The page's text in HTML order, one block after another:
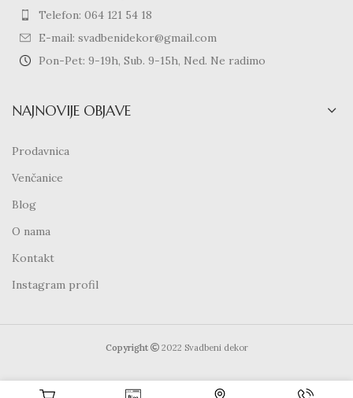
Telefon: 064 121 54 18
E-mail: svadbenidekor@gmail.com
Pon-Pet: 9-19h, Sub. 9-15h, Ned. Ne radimo
NAJNOVIJE OBJAVE
Prodavnica
Venčanice
Blog
O nama
Kontakt
Instagram profil
Copyright 2022 Svadbeni dekor